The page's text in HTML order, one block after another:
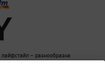
– разнообразна